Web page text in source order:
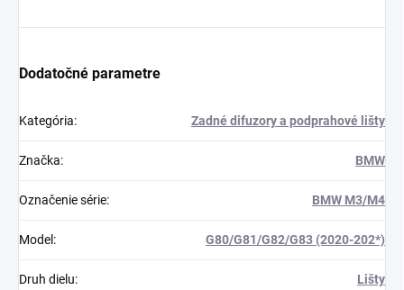
Dodatočné parametre
Kategória: Zadné difuzory a podprahové lišty
Značka: BMW
Označenie série: BMW M3/M4
Model : G80/G81/G82/G83 (2020-202*)
Druh dielu: Lišty